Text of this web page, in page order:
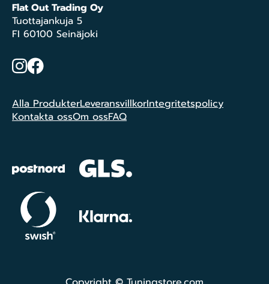
Flat Out Trading Oy
Tuottajankuja 5
FI 60100 Seinäjoki
Instagram
Facebook
Alla ProdukterLeveransvillkorIntegritetspolicy
Kontakta ossOm ossFAQ